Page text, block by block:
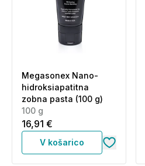
Megasonex Nano-
hidroksiapatitna
zobna pasta (100 g)
100 g
16,91 €
V košarico